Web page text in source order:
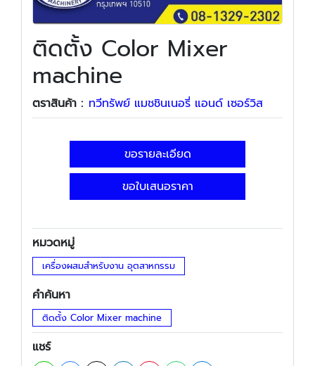
ติดตั้ง Color Mixer
machine
ตราสินค้า : ทวีทรัพย์ แมชชินเนอรี่ แอนด์ เซอร์วิส
ขอรายละเอียด
ขอใบเสนอราคา
หมวดหมู่
เครื่องผสมสำหรับงาน อุตสาหกรรม
คำค้นหา
ติดตั้ง Color Mixer machine
แชร์